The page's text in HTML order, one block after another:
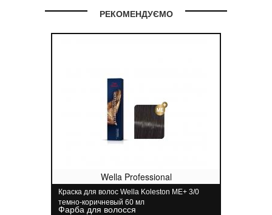
РЕКОМЕНДУЄМО
Wella Professional
Краска для волос Wella Koleston ME+ 3/0
темно-коричневый 60 мл
Фарба для волосся